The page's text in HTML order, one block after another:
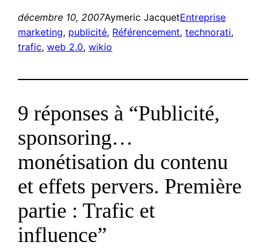
décembre 10, 2007Aymeric JacquetEntreprise
marketing, publicité, Référencement, technorati
trafic, web 2.0, wikio
9 réponses à “Publicité,
sponsoring…
monétisation du contenu
et effets pervers. Première
partie : Trafic et
influence”